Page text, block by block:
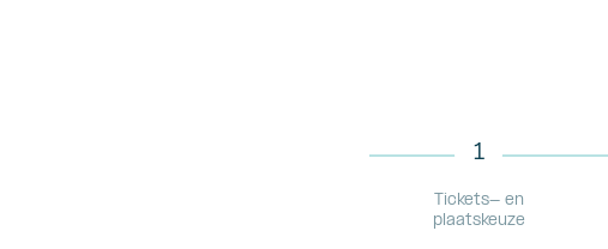
1
Tickets- en
plaatskeuze